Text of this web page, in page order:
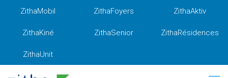
ZithaMobil ZithaFoyers ZithaAktiv
ZithaKiné ZithaSenior ZithaRésidences
ZithaUnit